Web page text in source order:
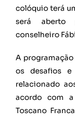
colóquio terá
será aberto
conselheiro
A
os desafios
relacionado
acordo com
Toscano